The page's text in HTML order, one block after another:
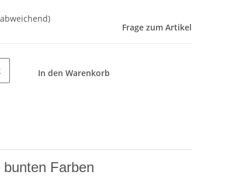
Frage zum Artikel
In den Warenkorb
Farben